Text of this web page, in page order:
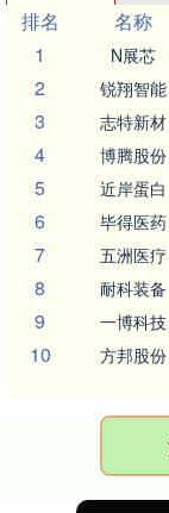
排名
名称
1
N展芯
2 锐翔智能
3 志特新材
4 博腾股份
5 近岸蛋白
6 毕得医药
7 五洲医疗
8 耐科装备
9 一博科技
10 方邦股份